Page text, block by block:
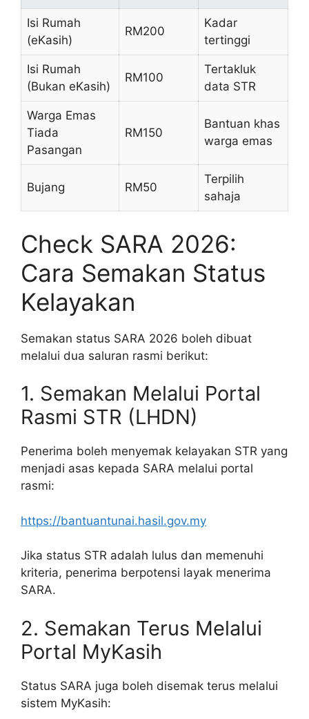
Isi Rumah
(eKasih)
RM200
Kadar
tertinggi
Isi Rumah
(Bukan eKasih)
RM100
Tertakluk
data STR
Warga Emas
Tiada
Pasangan
RM150
Bantuan khas
warga emas
Bujang RM50
Terpilih
sahaja
Check SARA 2026:
Cara Semakan Status
Kelayakan
Semakan status SARA 2026 boleh dibuat
melalui dua saluran rasmi berikut:
1. Semakan Melalui Portal
Rasmi STR (LHDN)
Penerima boleh menyemak kelayakan STR yang
menjadi asas kepada SARA melalui portal
rasmi:
https://bantuantunai.hasil.gov.my
Jika status STR adalah lulus dan memenuhi
kriteria, penerima berpotensi layak menerima
SARA.
2. Semakan Terus Melalui
Portal MyKasih
Status SARA juga boleh disemak terus melalui
sistem MyKasih: